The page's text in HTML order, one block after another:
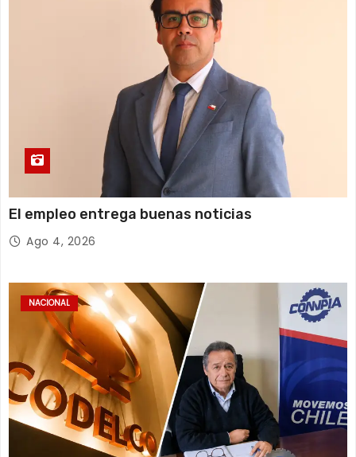
El empleo entrega buenas noticias
Ago 4, 2026
NACIONAL